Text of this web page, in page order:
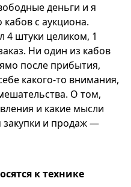
деньги и я
с аукциона.
4 штуки целиком, 1
Ни один из кабов
после прибытия,
какого-то внимания,
О том,
и какие мысли
закупки и продаж —
к технике